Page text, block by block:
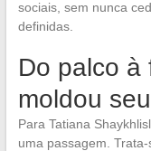
sociais, sem nunca
definidas.
Do palco à
moldou
Para Tatiana
uma passagem.